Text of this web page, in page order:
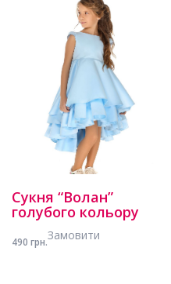
Сукня “Волан”
голубого кольору
490 грн.Замовити